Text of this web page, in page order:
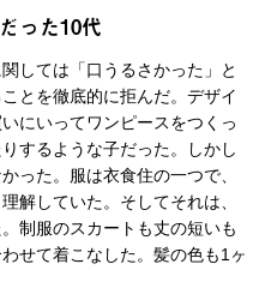
った10代
しては「口うるさかった」と
とを徹底的に拒んだ。デザイ
にいってワンピースをつくっ
するような子だった。しかし
った。服は衣食住の一つで、
解していた。そしてそれは、
制服のスカートも丈の短いも
せて着こなした。髪の色も1ヶ